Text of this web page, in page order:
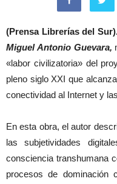
(Prensa Librerías del
Miguel Antonio Guevara,
«labor civilizatoria» del
pleno siglo XXI que
conectividad al Internet y
En esta obra, el autor
las subjetividades
consciencia transhumana
procesos de dominación